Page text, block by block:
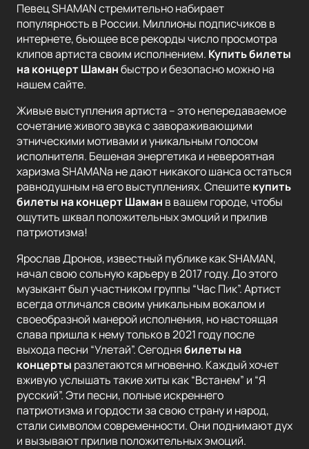
Певец SHAMAN стремительно набирает
популярность в России. Миллионы подписчиков в
интернете, бьющее все рекорды число просмотра
клипов артиста своим исполнением. Купить билеты
на концерт Шаманбыстро и безопасно можно на
нашем сайте.
Живые выступления артиста – это непередаваемое
сочетание живого звука с завораживающими
этническими мотивами и уникальным голосом
исполнителя. Бешеная энергетика и невероятная
харизма SHAMANа не дают никакого шанса остаться
равнодушным на его выступлениях. Спешитекупить
билеты на концерт Шаман в вашем городе, чтобы
ощутить шквал положительных эмоций и прилив
патриотизма!
Ярослав Дронов, известный публике как SHAMAN,
начал свою сольную карьеру в 2017 году. До этого
музыкант был участником группы “Час Пик”. Артист
всегда отличался своим уникальным вокалом и
своеобразной манерой исполнения, но настоящая
слава пришла к нему только в 2021 году после
выхода песни “Улетай”. Сегоднябилеты на
концерты разлетаются мгновенно. Каждый хочет
вживую услышать такие хиты как “Встанем” и “Я
русский”. Эти песни, полные искреннего
патриотизма и гордости за свою страну и народ,
стали символом современности. Они поднимают дух
и вызывают прилив положительных эмоций.